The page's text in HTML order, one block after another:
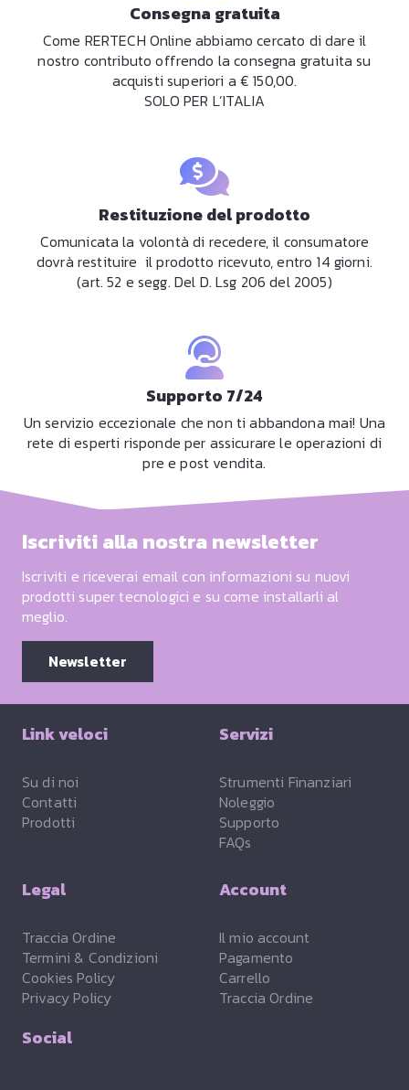
Consegna gratuita
Come RERTECH Online abbiamo cercato di dare il
nostro contributo offrendo la consegna gratuita su
acquisti superiori a € 150,00.
SOLO PER L’ITALIA
Restituzione del prodotto
Comunicata la volontà di recedere, il consumatore
dovrà restituire il prodotto ricevuto, entro 14 giorni.
(art. 52 e segg. Del D. Lsg 206 del 2005)
Supporto 7/24
Un servizio eccezionale che non ti abbandona mai! Una
rete di esperti risponde per assicurare le operazioni di
pre e post vendita.
Iscriviti alla nostra newsletter
Iscriviti e riceverai email con informazioni su nuovi
prodotti super tecnologici e su come installarli al
meglio.
Newsletter
Link veloci
Su di noi
Contatti
Prodotti
Servizi
Strumenti Finanziari
Noleggio
Supporto
FAQs
Legal
Traccia Ordine
Termini & Condizioni
Cookies Policy
Privacy Policy
Account
Il mio account
Pagamento
Carrello
Traccia Ordine
Social